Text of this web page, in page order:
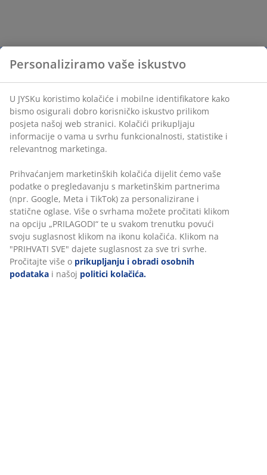
Personaliziramo vaše iskustvo
U JYSKu koristimo kolačiće i mobilne identifikatore kako
bismo osigurali dobro korisničko iskustvo prilikom
posjeta našoj web stranici. Kolačići prikupljaju
informacije o vama u svrhu funkcionalnosti, statistike i
relevantnog marketinga.
Prihvaćanjem marketinških kolačića dijelit ćemo vaše
podatke o pregledavanju s marketinškim partnerima
(npr. Google, Meta i TikTok) za personalizirane i
statične oglase. Više o svrhama možete pročitati klikom
na opciju „PRILAGODI“ te u svakom trenutku povući
svoju suglasnost klikom na ikonu kolačića. Klikom na
"PRIHVATI SVE" dajete suglasnost za sve tri svrhe.
Pročitajte više o prikupljanju i obradi osobnih
podataka i našoj politici kolačića.